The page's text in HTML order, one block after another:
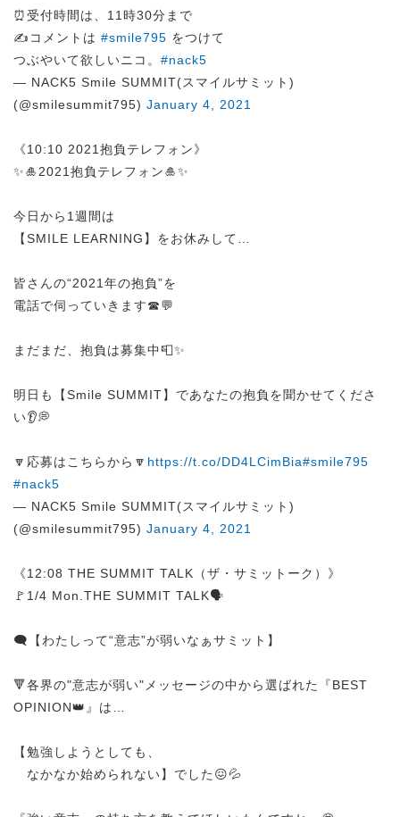
⏰受付時間は、11時30分まで
✍️コメントは #smile795 をつけて
つぶやいて欲しいニコ。 #nack5
— NACK5 Smile SUMMIT(スマイルサミット)
(@smilesummit795) January 4, 2021
《10:10 2021抱負テレフォン》
✨🎍2021抱負テレフォン🎍✨
今日から1週間は
【SMILE LEARNING】をお休みして…
皆さんの“2021年の抱負”を
電話で伺っていきます☎💬
まだまだ、抱負は募集中📮✨
明日も【Smile SUMMIT】であなたの抱負を聞かせてくださ
い👂💭
🔽応募はこちらから🔽 https://t.co/DD4LCimBia#smile795
#nack5
— NACK5 Smile SUMMIT(スマイルサミット)
(@smilesummit795) January 4, 2021
《12:08 THE SUMMIT TALK（ザ・サミットーク）》
🚩1/4 Mon.THE SUMMIT TALK🗣️
🗨️【わたしって“意志”が弱いなぁサミット】
🔻各界の"意志が弱い"メッセージの中から選ばれた『BEST
OPINION👑』は…
【勉強しようとしても、
なかなか始められない】でした😖💦